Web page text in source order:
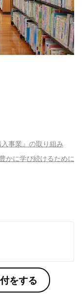
事業』の取り組み
かに学び続けるために
をする